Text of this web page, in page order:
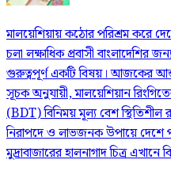
মালয়েশিয়ায় কঠোর পরিশ্রম করে
চলা লক্ষাধিক প্রবাসী বাংলাদেশির
গুরুত্বপূর্ণ একটি বিষয়। আজকের
সূচক অনুযায়ী, মালয়েশিয়ান
(BDT) বিনিময় মূল্য বেশ স্থিতিশীল
নিরাপদে ও লাভজনক উপায়ে দেশে
মুদ্রাবাজারের হালনাগাদ চিত্র